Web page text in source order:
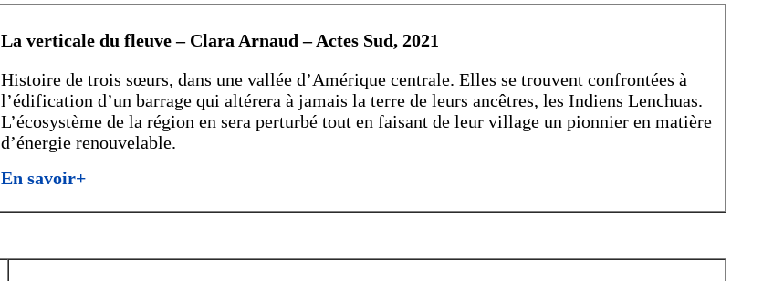
La verticale du fleuve – Clara Arnaud – Actes Sud, 2021
Histoire de trois sœurs, dans une vallée d’Amérique centrale. Elles se trouvent confrontées à
l’édification d’un barrage qui altérera à jamais la terre de leurs ancêtres, les Indiens Lenchuas.
L’écosystème de la région en sera perturbé tout en faisant de leur village un pionnier en matière
d’énergie renouvelable.
En savoir+